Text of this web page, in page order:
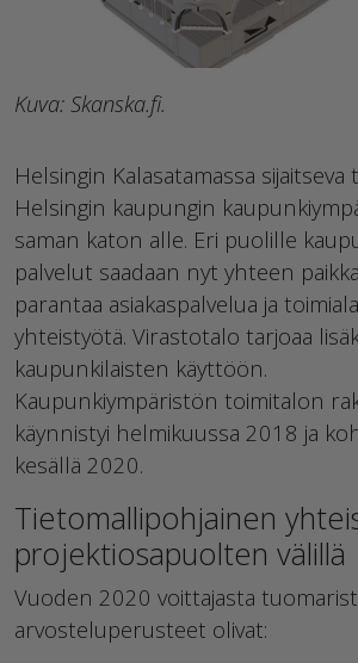
Kuva: Skanska.fi.
Helsingin Kalasatamassa
Helsingin kaupungin
saman katon alle. Eri puolille
palvelut saadaan nyt yhteen
parantaa asiakaspalvelua ja
yhteistyötä. Virastotalo tarjoaa
kaupunkilaisten käyttöön.
Kaupunkiympäristön toimitalon
käynnistyi helmikuussa 2018 ja
kesällä 2020.
Tietomallipohjainen
projektiosapuolten välillä
Vuoden 2020 voittajasta
arvosteluperusteet olivat: